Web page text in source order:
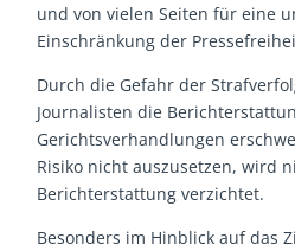
und von vielen Seiten für eine
Einschränkung der
Durch die Gefahr der
Journalisten die
Gerichtsverhandlungen
Risiko nicht auszusetzen, wird
Berichterstattung verzichtet.
Besonders im Hinblick auf das